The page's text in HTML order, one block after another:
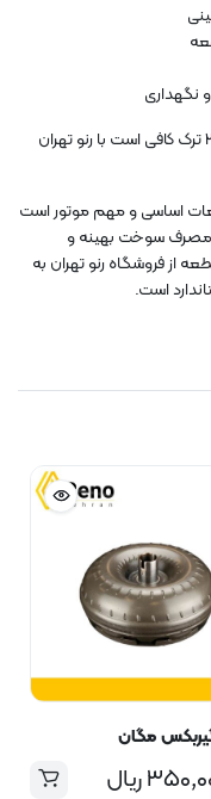
نگهداری
برای اطلاع از قیمت روز رینگ و پیستون مگان ۲۰۰۰ ترک کافی است با رنو تهران
۲۰۰۰ ترک یکی از قطعات اساسی و مهم موتور است
مصرف سوخت بهینه و
از فروشگاه رنو تهران به
است.
مگان
ریال